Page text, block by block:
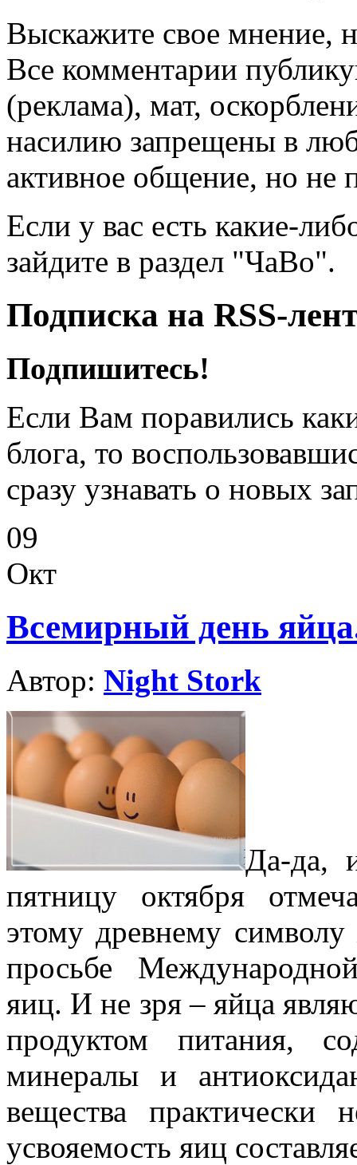
Выскажите свое мнение,
Все комментарии
(реклама), мат,
насилию запрещены в
активное общение, но не
Если у вас есть какие-
зайдите в раздел "ЧаВо".
Подписка на RSS-
Подпишитесь!
Если Вам поравились
блога, то
сразу узнавать о новых
09
Окт
Всемирный день
Автор: Night Stork
Да-да,
пятницу октября
этому древнему
просьбе
яиц. И не зря – яйца
продуктом питания,
минералы и
вещества
усвояемость яиц